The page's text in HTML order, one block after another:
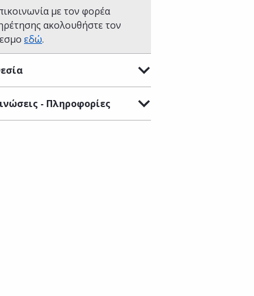
με τον φορέα
ακολουθήστε τον
εδώ.
- Πληροφορίες